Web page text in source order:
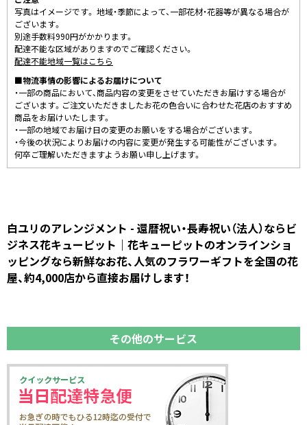
写真はイメージです。 地域・季節によって、一部花材・花器等が異なる場合が
ございます。
別途手数料990円がかかります。
配達不能な区域がありますのでご確認ください。
配達不能地域一覧はこちら
■物流事情の影響によるお届けについて
・一部の商品において、商品内容の変更をさせていただきお届けする場合が
ございます。ご注文いただきましたお花の色合いに合わせた花店のおすすめ
商品をお届けいたします。
・一部の地域でお届け日の変更のお願いをする場合がございます。
・今後の状況によりお届けの内容に変更が発生する可能性がございます。
何卒ご理解いただきますようお願い申し上げます。
白ユリのアレンジメント - 還暦祝い・長寿祝い（法人）ならビ
ジネス花キューピット｜花キューピットのオンラインショ
ッピングなら新鮮なお花、人気のフラワーギフトを全国の花
屋、約4,000店から直接お届けします！
その他のサービス